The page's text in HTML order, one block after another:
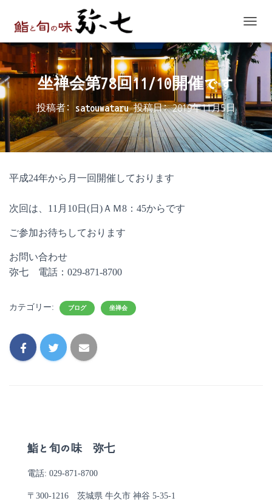
ビ
ゲ
ー
ン
を
切
り
替
坐禅会第78回11/10開催です
投稿者: satouwataru投稿日:2019年11月5日
平成24年から月一回開催しております
次回は、11月10日(日)ＡＭ8：45からです
ご参加お待ちしております
お問い合わせ
弥七 電話：029-871-8700
カテゴリー: ブログ 坐禅会
鮨と旬の味 弥七
電話: 029-871-8700
〒300-1216 茨城県 牛久市 神谷 5-35-1